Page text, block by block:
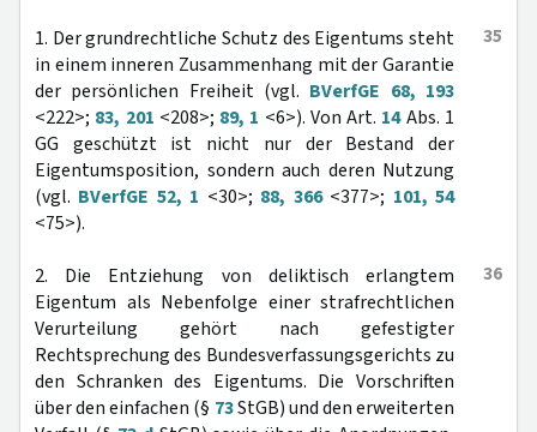
35
1. Der grundrechtliche Schutz des Eigentums steht
in einem inneren Zusammenhang mit der Garantie
der persönlichen Freiheit (vgl. BVerfGE 68, 193
<222>; 83, 201 <208>; 89, 1 <6>). Von Art. 14Abs. 1
GG geschützt ist nicht nur der Bestand der
Eigentumsposition, sondern auch deren Nutzung
(vgl. BVerfGE 52, 1 <30>; 88, 366<377>; 101, 54
<75>).
36
2. Die Entziehung von deliktisch erlangtem
Eigentum als Nebenfolge einer strafrechtlichen
Verurteilung gehört nach gefestigter
Rechtsprechung des Bundesverfassungsgerichts zu
den Schranken des Eigentums. Die Vorschriften
über den einfachen (§ 73StGB) und den erweiterten